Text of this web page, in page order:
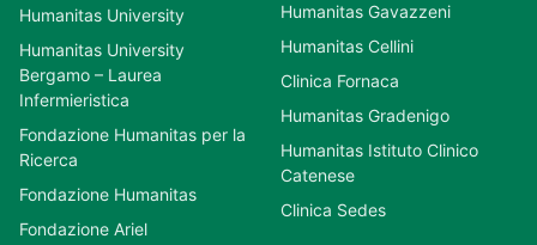
Humanitas University
Humanitas University
Bergamo – Laurea
Infermieristica
Fondazione Humanitas per la
Ricerca
Fondazione Humanitas
Fondazione Ariel
Humanitas Gavazzeni
Humanitas Cellini
Clinica Fornaca
Humanitas Gradenigo
Humanitas Istituto Clinico
Catenese
Clinica Sedes